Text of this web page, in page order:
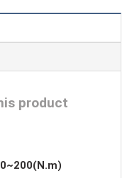
product